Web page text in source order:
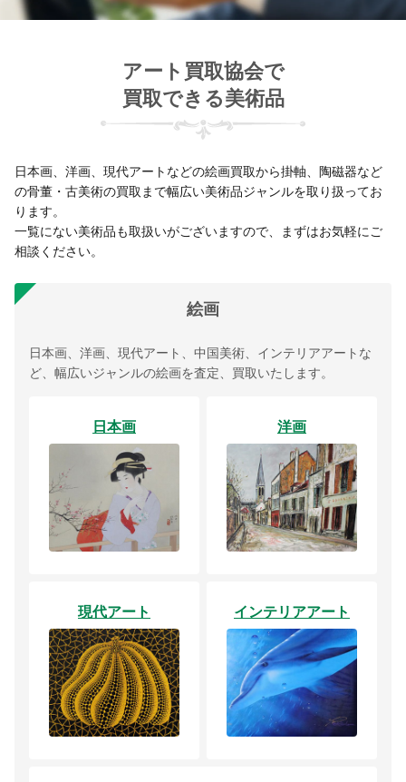
アート買取協会で
買取できる美術品
日本画、洋画、現代アートなどの絵画買取から掛軸、陶磁器など
の骨董・古美術の買取まで幅広い美術品ジャンルを取り扱ってお
ります。
一覧にない美術品も取扱いがございますので、まずはお気軽にご
相談ください。
絵画
日本画、洋画、現代アート、中国美術、インテリアアートな
ど、幅広いジャンルの絵画を査定、買取いたします。
日本画 洋画
現代アート インテリアアート